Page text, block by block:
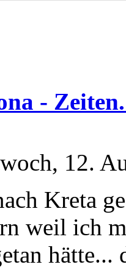
-
12.
Kreta
weil ich
hätte...